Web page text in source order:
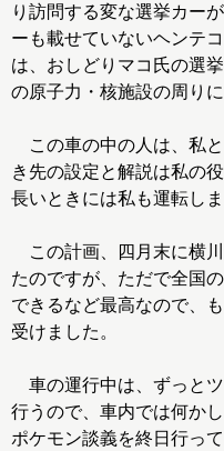
り訪問する変な選挙カー
ーも載せていないヘンテ
は、おしどりマコ氏の選
の原子力・核施設の周りに
この車の中の人は、私
き先の設定と解説は私の
長いときには私も運転しま
この計画、四月末に横
たのですが、ただで全国
できるなど最高なので、
受けました。
車の運行中は、ずっと
行うので、車内では何か
ポケモン談義を終日行っ